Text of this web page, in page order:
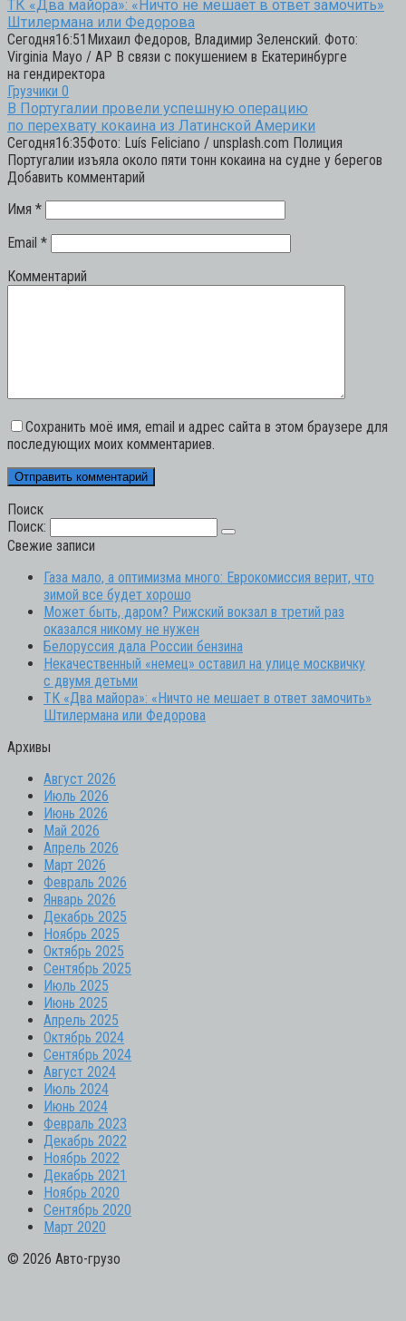
ТК «Два майора»: «Ничто не мешает в ответ замочить»
Штилермана или Федорова
Сегодня16:51Михаил Федоров, Владимир Зеленский. Фото:
Virginia Mayo / AP В связи с покушением в Екатеринбурге
на гендиректора
Грузчики 0
В Португалии провели успешную операцию
по перехвату кокаина из Латинской Америки
Сегодня16:35Фото: Luís Feliciano / unsplash.com Полиция
Португалии изъяла около пяти тонн кокаина на судне у берегов
Добавить комментарий
Имя *
Email *
Комментарий
Сохранить моё имя, email и адрес сайта в этом браузере для
последующих моих комментариев.
Поиск
Поиск:
Свежие записи
Газа мало, а оптимизма много: Еврокомиссия верит, что
зимой все будет хорошо
Может быть, даром? Рижский вокзал в третий раз
оказался никому не нужен
Белоруссия дала России бензина
Некачественный «немец» оставил на улице москвичку
с двумя детьми
ТК «Два майора»: «Ничто не мешает в ответ замочить»
Штилермана или Федорова
Архивы
Август 2026
Июль 2026
Июнь 2026
Май 2026
Апрель 2026
Март 2026
Февраль 2026
Январь 2026
Декабрь 2025
Ноябрь 2025
Октябрь 2025
Сентябрь 2025
Июль 2025
Июнь 2025
Апрель 2025
Октябрь 2024
Сентябрь 2024
Август 2024
Июль 2024
Июнь 2024
Февраль 2023
Декабрь 2022
Ноябрь 2022
Декабрь 2021
Ноябрь 2020
Сентябрь 2020
Март 2020
© 2026 Авто-грузо